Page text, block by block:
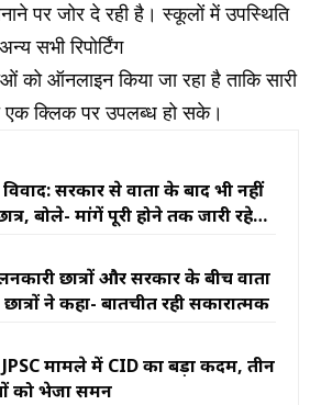
पर जोर दे रही है। स्कूलों में उपस्थिति
सभी रिपोर्टिंग
को ऑनलाइन किया जा रहा है ताकि सारी
एक क्लिक पर उपलब्ध हो सके।
विवाद: सरकार से वार्ता के बाद भी नहीं
बोले- मांगें पूरी होने तक जारी रहेगा
छात्रों और सरकार के बीच वार्ता
ने कहा- बातचीत रही सकारात्मक
JPSC मामले में CID का बड़ा कदम, तीन
को भेजा समन